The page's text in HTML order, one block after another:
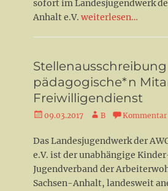
sofort im Landesjugendwerk
Anhalt e.V. weiterlesen…
Stellenausschreibung
pädagogische*n
Freiwilligendienst
Veröffentlicht
09.03.2017 Autor
B
Das Landesjugendwerk der
e.V. ist der unabhängige
Jugendverband der
Sachsen-Anhalt, landesweit